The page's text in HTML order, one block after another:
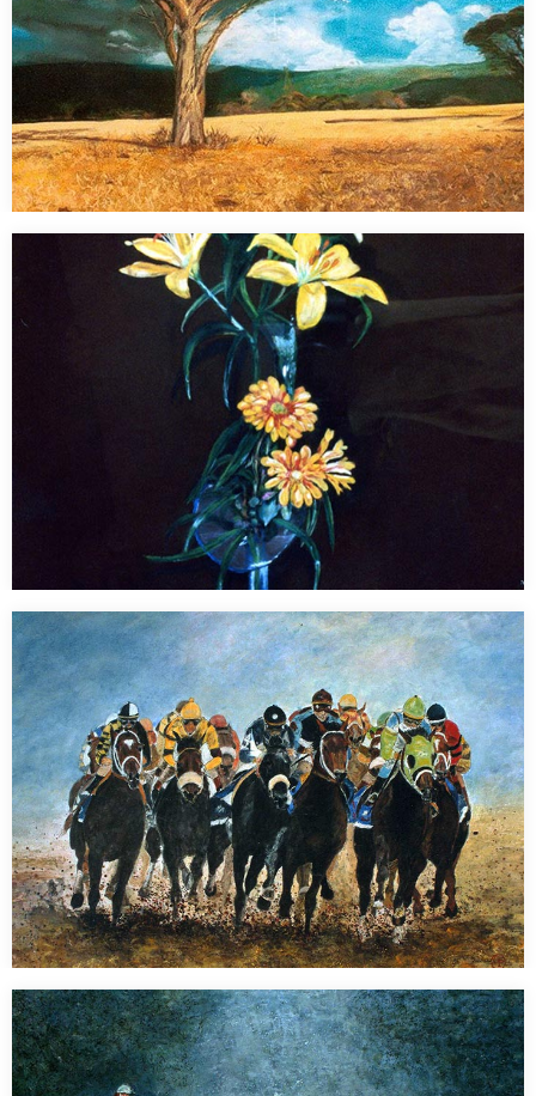
Pastel 70 x 30 cm…
Composition
Pastel 40 x 60 cm…
Galop
Pastel 50 x 70 cm…